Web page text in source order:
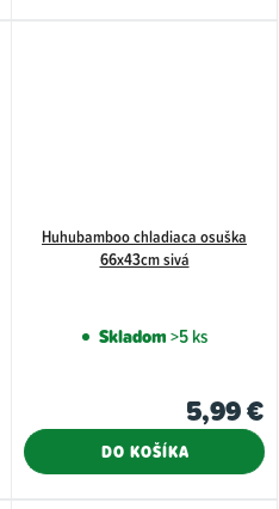
Huhubamboo chladiaca osuška
66x43cm sivá
Skladom>5 ks
5,99 €
DO KOŠÍKA